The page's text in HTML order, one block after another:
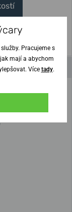
Pracujeme s
mají a abychom
Více tady.